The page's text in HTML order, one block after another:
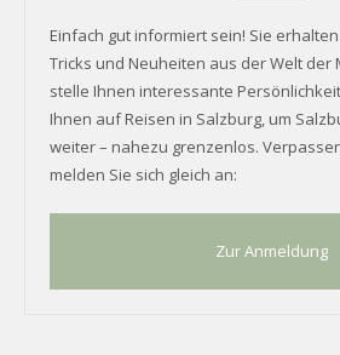
Einfach gut informiert sein! Sie
Tricks und Neuheiten aus der Welt der
stelle Ihnen interessante
Ihnen auf Reisen in Salzburg, um
weiter – nahezu grenzenlos.
melden Sie sich gleich an:
Zur Anmeldung